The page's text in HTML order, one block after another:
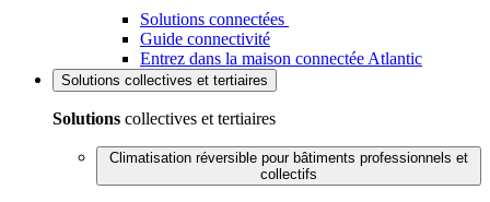
Solutions connectées
Guide connectivité
Entrez dans la maison connectée Atlantic
Solutions collectives et tertiaires
Solutions collectives et tertiaires
Climatisation réversible pour bâtiments professionnels et
collectifs